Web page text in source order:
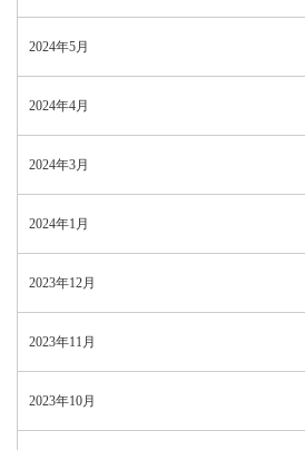
2024年5月
2024年4月
2024年3月
2024年1月
2023年12月
2023年11月
2023年10月